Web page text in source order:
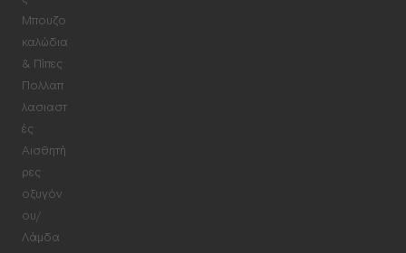
Μπουζο
καλώδια
& Πίπες
Πολλαπ
λασιαστ
ές
Αισθητή
ρες
οξυγόν
ου/
Λάμδα